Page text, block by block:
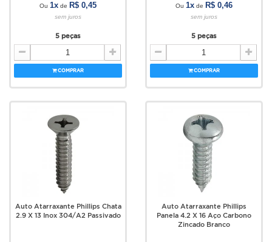
Ou 1x de R$ 0,45
sem juros
5 peças
COMPRAR
Ou 1x de R$ 0,46
sem juros
5 peças
COMPRAR
Auto Atarraxante Phillips Chata
2.9 X 13 Inox 304/A2 Passivado
Auto Atarraxante Phillips
Panela 4.2 X 16 Aço Carbono
Zincado Branco